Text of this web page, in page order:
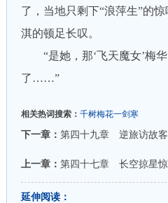
了，当地只剩下“浪萍生”的
淇的顿足长叹。
“是她，那‘飞天魔女’梅华
了……”
相关热词搜索： 千树梅花一剑寒
下一章： 第四十九章 逆旅访故
上一章： 第四十七章 长空掠星
延伸阅读：